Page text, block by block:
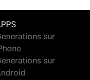
sur
sur